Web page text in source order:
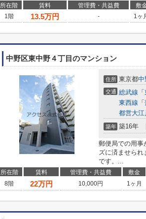
所在階 賃料 管理費・共益費 敷
1階
13.5万円 - 1ヶ
中野区東中野４丁目のマンション
住所 東京都中
交通 総武線 「
東西線 「
都営大江
築年 築16年
郵便局での用事
ズに済ませられ
です。...
所在階 賃料 管理費・共益費 敷金
8階
22万円 10,000円 1ヶ月